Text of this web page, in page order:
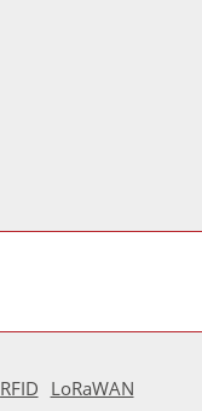
RFID LoRaWAN